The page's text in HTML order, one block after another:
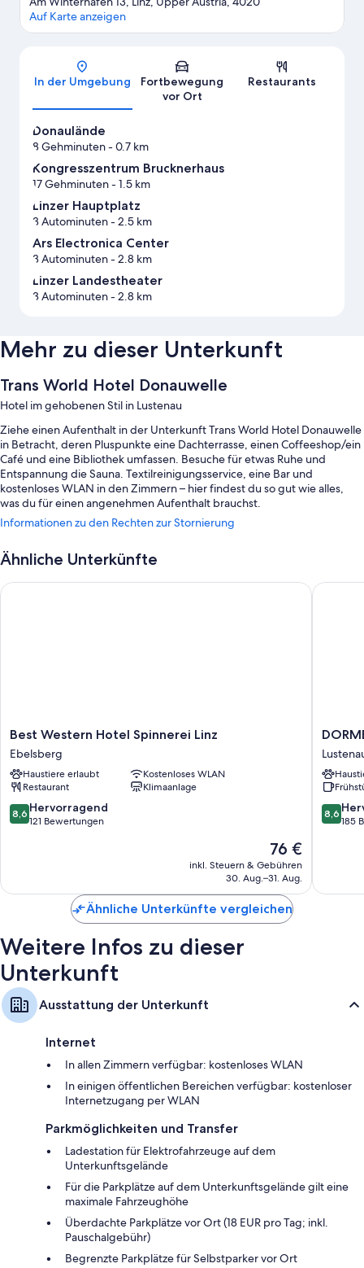
Karte
Auf Karte anzeigen
In der Umgebung
Fortbewegung
vor Ort
Restaurants
Donaulände
8 Gehminuten- 0.7 km
Kongresszentrum Brucknerhaus
17 Gehminuten- 1.5 km
Linzer Hauptplatz
3 Autominuten- 2.5 km
Ars Electronica Center
3 Autominuten- 2.8 km
Linzer Landestheater
3 Autominuten- 2.8 km
Mehr zu dieser Unterkunft
Trans World Hotel Donauwelle
Hotel im gehobenen Stil in Lustenau
Ziehe einen Aufenthalt in der Unterkunft Trans World Hotel Donauwelle
in Betracht, deren Pluspunkte eine Dachterrasse, einen Coffeeshop/ein
Café und eine Bibliothek umfassen. Besuche für etwas Ruhe und
Entspannung die Sauna. Textilreinigungsservice, eine Bar und
kostenloses WLAN in den Zimmern – hier findest du so gut wie alles,
was du für einen angenehmen Aufenthalt brauchst.
Weitere Extras sind:
Ein Frühstücksbuffet (gegen Aufpreis), ein Fahrradverleih und
Parken ohne Service (kostenpflichtig)
Eine Ladestation für Elektroautos, ein Bankettsaal und ein Safe an
und eine Auswahl an Kopfkissen sowie Extras wie laptopgeeignete
Arbeitsplätze und eine Klimaanlage.
Andere Ausstattungsmerkmale und Services sind unter anderem:
Badezimmer mit Duschen und kostenlosen Toilettenartikeln
26-Zoll-Flachbildfernseher mit Satellitenempfang
Informationen zu den Rechten zur Stornierung
Ähnliche Unterkünfte
Best
Western
Hotel
Spinnerei
Linz
Ebelsberg
Best Western Hotel Spinnerei Linz
Ebelsberg
Haustiere erlaubt
Kostenloses WLAN
Restaurant
Klimaanlage
8.6
von
8,6 Hervorragend
121 Bewertungen
Der
Preis
beträgt
76 €
inkl. Steuern & Gebühren
30. Aug.–31. Aug.
Best Western Hotel Spinnerei Linz
DeHo
Linz
8.6
von
8,6
185
Ähnliche Unterkünfte vergleichen
Weitere Infos zu dieser
Unterkunft
Ausstattung der Unterkunft
Internet
In allen Zimmern verfügbar: kostenloses WLAN
In einigen öffentlichen Bereichen verfügbar: kostenloser
Internetzugang per WLAN
Parkmöglichkeiten und Transfer
Ladestation für Elektrofahrzeuge auf dem
Unterkunftsgelände
Für die Parkplätze auf dem Unterkunftsgelände gilt eine
maximale Fahrzeughöhe
Überdachte Parkplätze vor Ort (18 EUR pro Tag; inkl.
Pauschalgebühr)
Begrenzte Parkplätze für Selbstparker vor Ort